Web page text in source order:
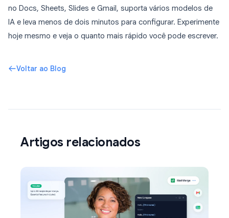
no Docs, Sheets, Slides e Gmail, suporta vários modelos de
IA e leva menos de dois minutos para configurar. Experimente
hoje mesmo e veja o quanto mais rápido você pode escrever.
Voltar ao Blog
Artigos relacionados